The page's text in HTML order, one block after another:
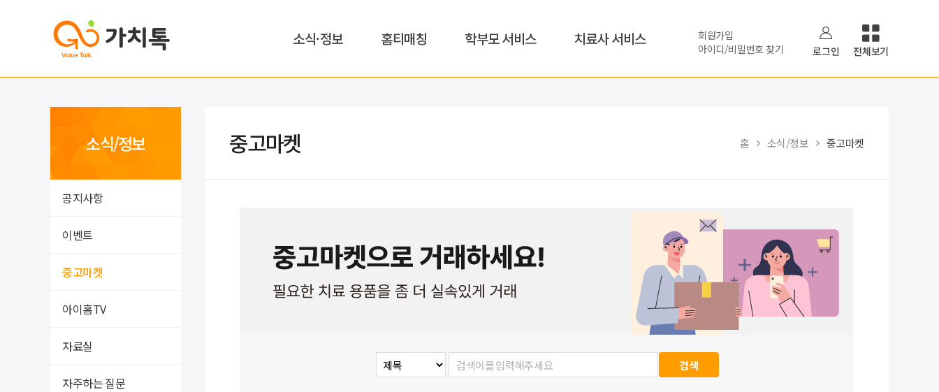
소식·정보 홈티매칭 학부모 서비스 치료사 서비스
회원가입
아이디/비밀번호 찾기
로그인 전체보기
소식/정보
공지사항
이벤트
중고마켓
아이홈TV
자료실
자주하는 질문
중고마켓 홈 소식/정보 중고마켓